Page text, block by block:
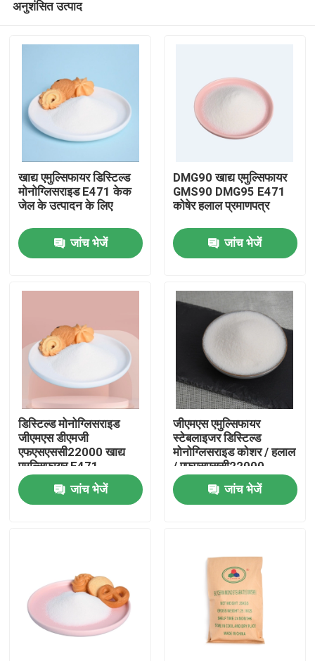
घर
वीडियो
वीआर शो
हमारे बारे में
कारखाना भ्रमण
समाचार
अनुशंसित उत्पाद
खाद्य एमुल्सिफायर डिस्टिल्ड
मोनोग्लिसराइड E471 केक
जेल के उत्पादन के लिए
जांच भेजें
DMG90 खाद्य एमुल्सिफायर
GMS90 DMG95 E471
कोषेर हलाल प्रमाणपत्र
जांच भेजें
डिस्टिल्ड मोनोग्लिसराइड
जीएमएस डीएमजी
एफएसएससी22000 खाद्य
एमुल्सिफायर E471
जांच भेजें
जीएमएस एमुल्सिफायर
स्टेबलाइजर डिस्टिल्ड
मोनोग्लिसराइड कोशर / हलाल
/ एफएसएससी22000
प्रमाणन
जांच भेजें